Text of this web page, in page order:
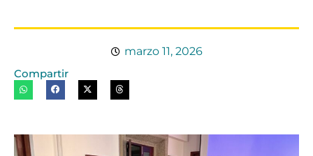
marzo 11, 2026
Compartir